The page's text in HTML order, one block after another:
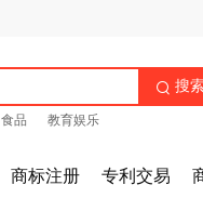
 搜
食品 教育娱乐
商标注册 专利交易